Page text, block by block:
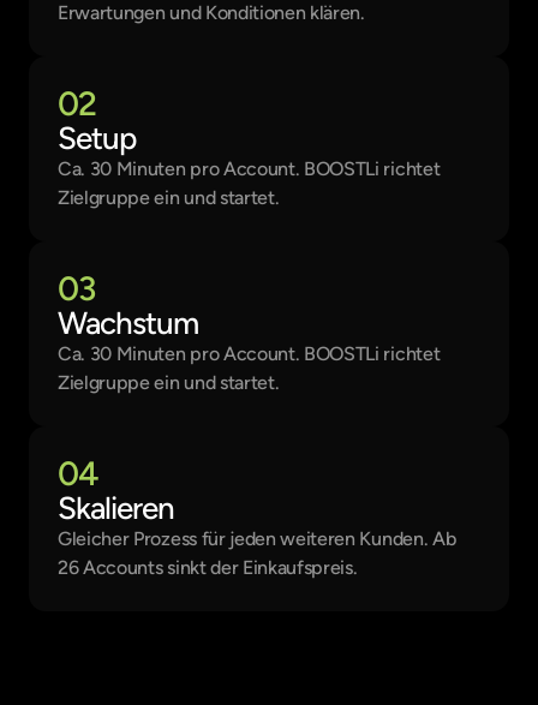
Erwartungen und Konditionen klären.
02
Setup
Ca. 30 Minuten pro Account. BOOSTLi richtet
Zielgruppe ein und startet.
03
Wachstum
Ca. 30 Minuten pro Account. BOOSTLi richtet
Zielgruppe ein und startet.
04
Skalieren
Gleicher Prozess für jeden weiteren Kunden. Ab
26 Accounts sinkt der Einkaufspreis.